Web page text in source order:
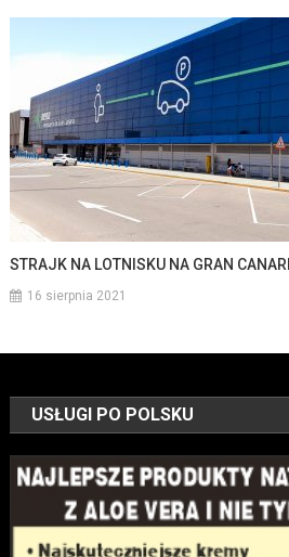
STRAJK NA LOTNISKU NA GRAN CANARII
16 sierpnia 2021
USŁUGI PO POLSKU